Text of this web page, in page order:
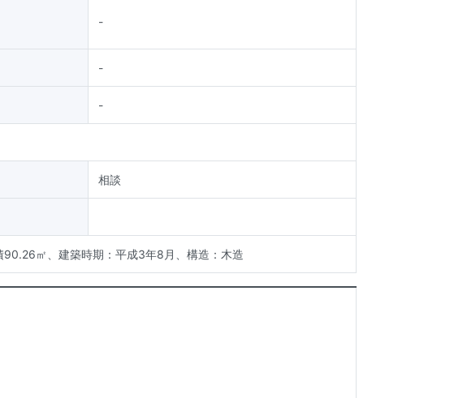
-
-
-
相談
㎡、建築時期：平成3年8月、構造：木造